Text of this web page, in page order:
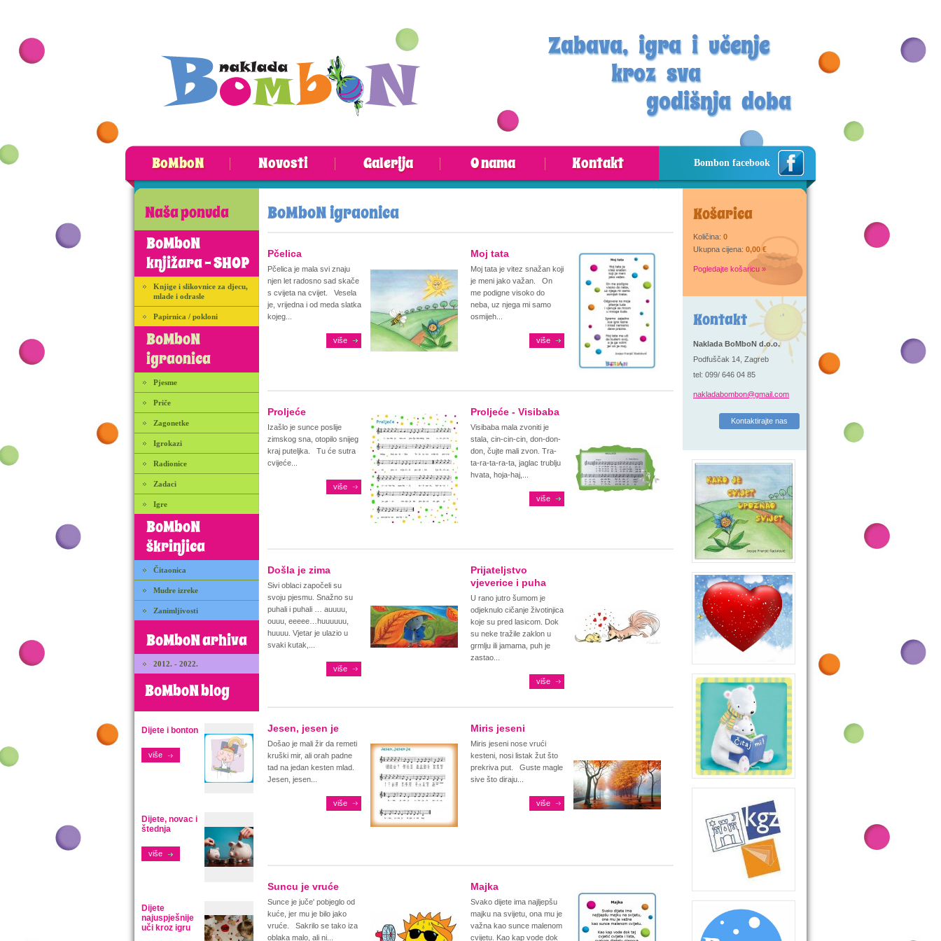
Zabava, igra i učenje
kroz sva
godišnja doba
Bombon facebook
BoMboN Novosti Galerija O nama Kontakt
Naša ponuda
BoMboN
knjižara - SHOP
Knjige i slikovnice za djecu,
mlade i odrasle
Papirnica / pokloni
BoMboN
igraonica
Pjesme
Priče
Zagonetke
Igrokazi
Radionice
Zadaci
Igre
BoMboN
škrinjica
Čitaonica
Mudre izreke
Zanimljivosti
BoMboN arhiva
2012. - 2022.
BoMboN blog
Dijete i bonton
više
Dijete, novac i
štednja
više
Dijete
najuspješnije
uči kroz igru
BoMboN igraonica
Pčelica
Pčelica je mala svi znaju
njen let radosno sad skače
s cvijeta na cvijet. Vesela
je, vrijedna i od meda slatka
kojeg...
više
Moj tata
Moj tata je vitez snažan koji
je meni jako važan. On
me podigne visoko do
neba, uz njega mi samo
osmijeh...
više
Proljeće
Izašlo je sunce poslije
zimskog sna, otopilo snijeg
kraj puteljka. Tu će sutra
cvijeće...
više
Proljeće - Visibaba
Visibaba mala zvoniti je
stala, cin-cin-cin, don-don-
don, čujte mali zvon. Tra-
ta-ra-ta-ra-ta, jaglac trublju
hvata, hoja-haj,...
više
Došla je zima
Sivi oblaci započeli su
svoju pjesmu. Snažno su
puhali i puhali … auuuu,
ouuu, eeeee…huuuuuu,
huuuu. Vjetar je ulazio u
svaki kutak,...
više
Prijateljstvo
vjeverice i puha
U rano jutro šumom je
odjeknulo cičanje životinjica
koje su pred lasicom. Dok
su neke tražile zaklon u
grmlju ili jamama, puh je
zastao...
više
Jesen, jesen je
Došao je mali žir da remeti
kruški mir, ali orah padne
tad na jedan kesten mlad.
Jesen, jesen...
više
Miris jeseni
Miris jeseni nose vrući
kesteni, nosi listak žut što
prekriva put. Guste magle
sive što diraju...
više
Suncu je vruće
Sunce je juče' pobjeglo od
kuće, jer mu je bilo jako
vruće. Sakrilo se tako iza
oblaka malo, ali ni...
Majka
Svako dijete ima najljepšu
majku na svijetu, ona mu je
važna kao sunce malenom
cvijetu. Kao kap vode dok
Košarica
Količina: 0
Ukupna cijena: 0,00 €
Pogledajte košaricu »
Kontakt
Naklada BoMboN d.o.o.
Podfuščak 14, Zagreb
tel: 099/ 646 04 85
nakladabombon@gmail.com
Kontaktirajte nas